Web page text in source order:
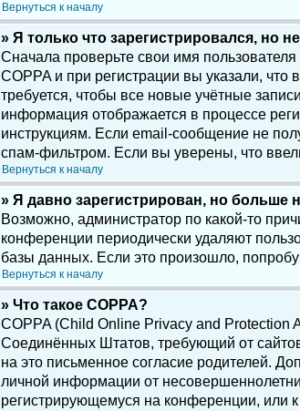
Вернуться к началу
» Я только что зарегистрировался, но
Сначала проверьте свои имя
COPPA и при регистрации вы указали,
требуется, чтобы все новые учётные
информация отображается в процессе
инструкциям. Если email-сообщение не
спам-фильтром. Если вы уверены, что
Вернуться к началу
» Я давно зарегистрирован, но больше
Возможно, администратор по какой-то
конференции периодически удаляют
базы данных. Если это произошло,
Вернуться к началу
» Что такое COPPA?
COPPA (Child Online Privacy and Protection
Соединённых Штатов, требующий от
на это письменное согласие родителей.
личной информации от
регистрирующемуся на конференции, или